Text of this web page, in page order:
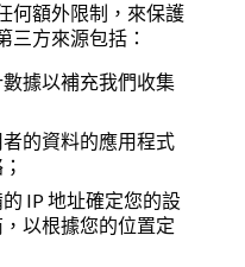
何額外限制，來保護
三方來源包括：
據以補充我們收集
的資料的應用程式
IP 地址確定您的設
以根據您的位置定